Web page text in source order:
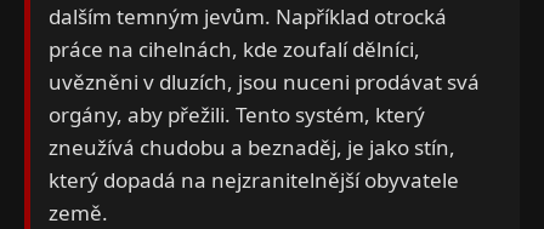
dalším temným jevům. Například otrocká
práce na cihelnách, kde zoufalí dělníci,
uvězněni v dluzích, jsou nuceni prodávat svá
orgány, aby přežili. Tento systém, který
zneužívá chudobu a beznaděj, je jako stín,
který dopadá na nejzranitelnější obyvatele
země.